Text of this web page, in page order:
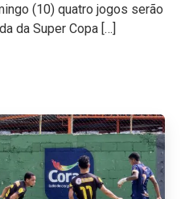
(10) quatro jogos serão
da Super Copa […]